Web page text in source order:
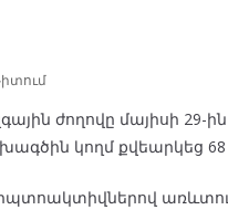
ժողովը մայիսի 29-
կողմ քվեարկեց